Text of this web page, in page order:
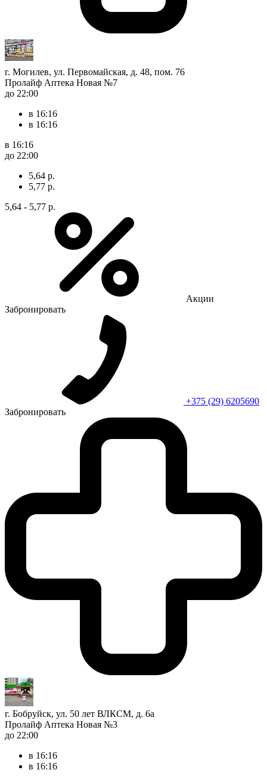
г. Могилев, ул. Первомайская, д. 48, пом. 76
Пролайф Аптека Новая №7
до 22:00
в 16:16
в 16:16
в 16:16
до 22:00
5,64 р.
5,77 р.
5,64 - 5,77 р.
Акции
Забронировать
+375 (29) 6205690
Забронировать
г. Бобруйск, ул. 50 лет ВЛКСМ, д. 6а
Пролайф Аптека Новая №3
до 22:00
в 16:16
в 16:16